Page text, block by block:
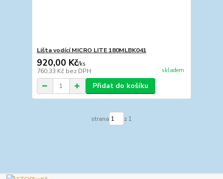
Lišta vodící MICRO LITE 180MLBK041
920,00 Kč/ks
760,33 Kč bez DPH skladem
Přidat do košíku
strana z 1